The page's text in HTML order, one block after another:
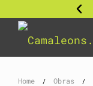
Home / Obras /